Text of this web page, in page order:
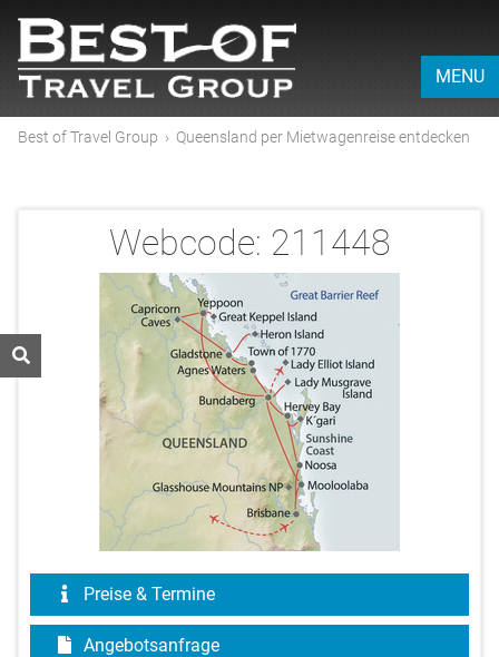
MENU
Best of Travel Group › Queensland per Mietwagenreise entdecken
Webcode: 211448
Preise & Termine
Angebotsanfrage